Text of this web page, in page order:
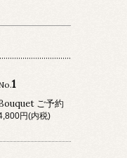
1
ご予約
円(内税)